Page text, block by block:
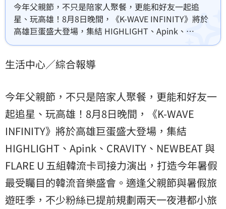
今年父親節，不只是陪家人聚餐，更能和好友一起追
星、玩高雄！8月8日晚間，《K-WAVE INFINITY》將於
高雄巨蛋盛大登場，集結 HIGHLIGHT、Apink、
CRAVITY、NEWBEAT 與 FLARE U 五組韓流卡司接力演
生活中心／綜合報導
今年父親節，不只是陪家人聚餐，更能和好友一
起追星、玩高雄！8月8日晚間，《K-WAVE
INFINITY》將於高雄巨蛋盛大登場，集結
HIGHLIGHT、Apink、CRAVITY、NEWBEAT 與
FLARE U 五組韓流卡司接力演出，打造今年暑假
最受矚目的韓流音樂盛會。適逢父親節與暑假旅
遊旺季，不少粉絲已提前規劃兩天一夜港都小旅